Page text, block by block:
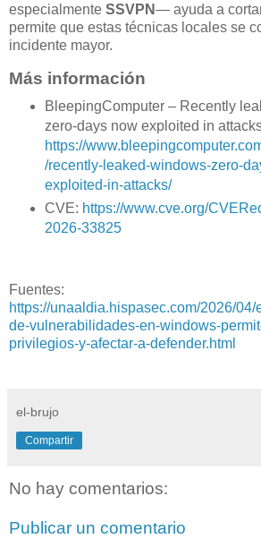
especialmente SSVPN— ayuda a
permite que estas técnicas locales se
incidente mayor.
Más información
BleepingComputer – Recently
zero-days now exploited in
https://
/recently-leaked-windows-zero-
exploited-in-attacks/
CVE: https://www.cve.org/
2026-33825
Fuentes:
https://unaaldia.hispasec.com/2026/
de-vulnerabilidades-en-windows-
privilegios-y-afectar-a-defender.html
el-brujo
Compartir
No hay comentarios:
Publicar un comentario